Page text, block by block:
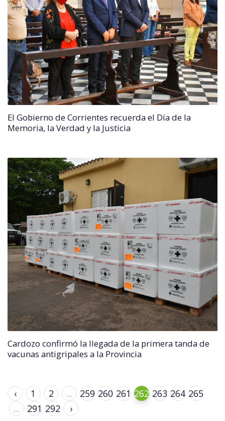
El Gobierno de Corrientes recuerda el Día de la
Memoria, la Verdad y la Justicia
Cardozo confirmó la llegada de la primera tanda de
vacunas antigripales a la Provincia
‹ 1 2 ... 259 260 261 262 263 264 265
...
291 292 ›